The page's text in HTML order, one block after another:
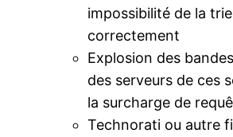
impossibilité de la
correctement
Explosion des
des serveurs de ces
la surcharge de
Technorati ou autre